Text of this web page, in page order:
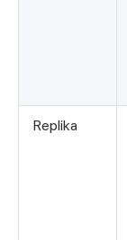
Replika